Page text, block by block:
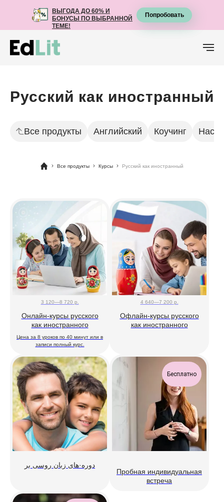
ВЫГОДА ДО 60% И
БОНУСЫ ПО ВЫБРАННОЙ
ТЕМЕ!
Попробовать
ВЫГОДА ДО 60% И
БОНУСЫ ПО ВЫБРАННОЙ
ТЕМЕ!
Попробовать
Русский как иностранный
Все продукты Английский Коучинг
Все продукты Курсы Русский как иностранный
3 120—8 720 р.
Онлайн-курсы русского
как иностранного
Цена за 8 уроков по 40 минут или в
записи полный курс.
4 640—7 200 р.
Офлайн-курсы русского
как иностранного
دوره·های زبان روسی بر
Бесплатно
Пробная индивидуальная
встреча